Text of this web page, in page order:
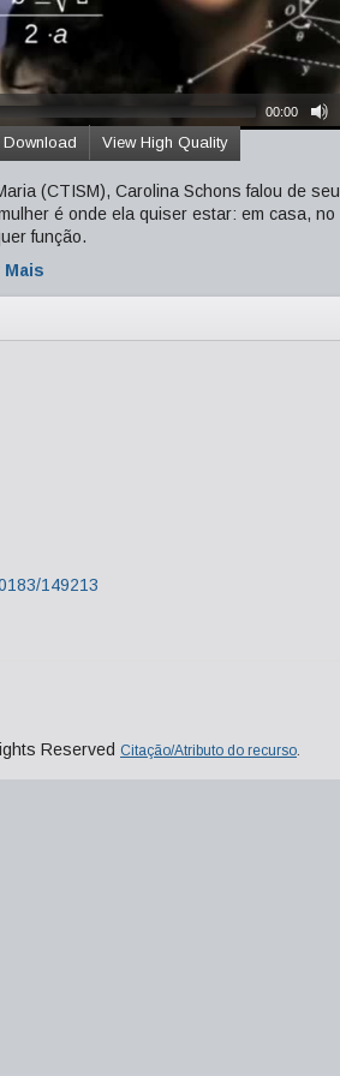
00:00
View High Quality
Download
(CTISM), Carolina Schons falou de seu
é onde ela quiser estar: em casa, no
função.
149213
Reserved Citação/Atributo do recurso.